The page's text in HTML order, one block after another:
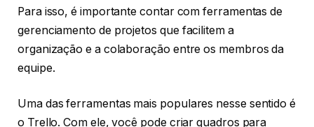
Para isso, é importante contar com ferramentas de
gerenciamento de projetos que facilitem a
organização e a colaboração entre os membros da
equipe.
Uma das ferramentas mais populares nesse sentido é
o Trello. Com ele, você pode criar quadros para